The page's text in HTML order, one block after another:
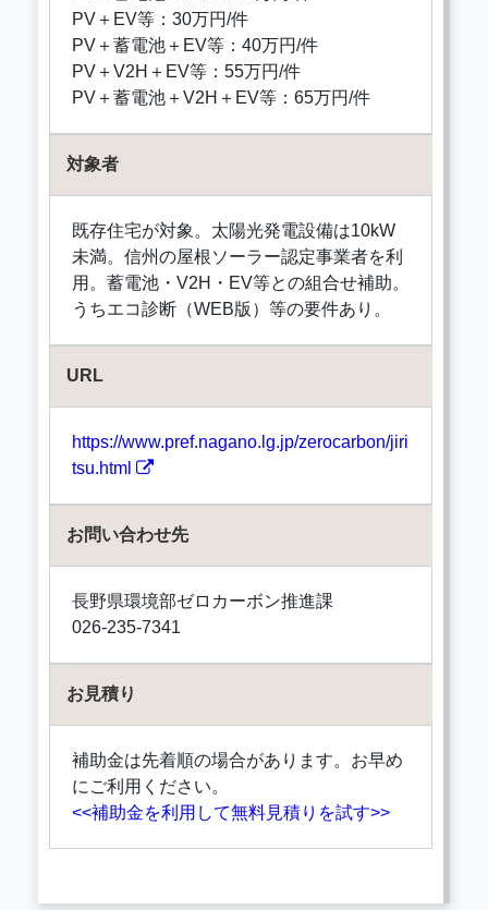
PV＋EV等：30万円/件
PV＋蓄電池＋EV等：40万円/件
PV＋V2H＋EV等：55万円/件
PV＋蓄電池＋V2H＋EV等：65万円/件
対象者
既存住宅が対象。太陽光発電設備は10kW
未満。信州の屋根ソーラー認定事業者を利
用。蓄電池・V2H・EV等との組合せ補助。
うちエコ診断（WEB版）等の要件あり。
URL
https://www.pref.nagano.lg.jp/zerocarbon/jiri
tsu.html
お問い合わせ先
長野県環境部ゼロカーボン推進課
026-235-7341
お見積り
補助金は先着順の場合があります。お早め
にご利用ください。
<<補助金を利用して無料見積りを試す>>